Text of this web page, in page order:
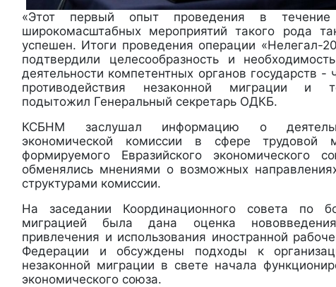
«Этот первый опыт проведения в
широкомасштабных мероприятий такого рода
успешен. Итоги проведения операции «Нелегал-
подтвердили целесообразность и
деятельности компетентных органов государств
противодействия незаконной миграции и
подытожил Генеральный секретарь ОДКБ.
КСБНМ заслушал информацию о
экономической комиссии в сфере трудовой
формируемого Евразийского экономического
обменялись мнениями о возможных
структурами комиссии.
На заседании Координационного совета по
миграцией была дана оценка
привлечения и использования иностранной
Федерации и обсуждены подходы к
незаконной миграции в свете начала
экономического союза.